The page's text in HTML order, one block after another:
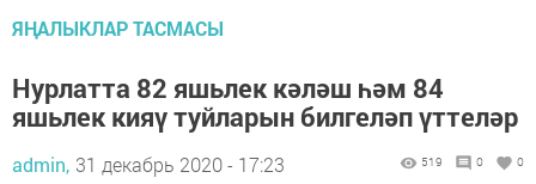
ЯҢАЛЫКЛАР ТАСМАСЫ
Нурлатта 82 яшьлек кәләш һәм 84
яшьлек кияү туйларын билгеләп үттеләр
admin, 31 декабрь 2020 - 17:23 519 0 0